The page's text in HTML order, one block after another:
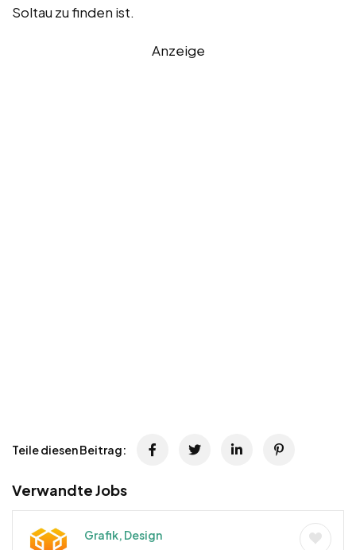
Soltau zu finden ist.
Anzeige
Teile diesen Beitrag:
Verwandte Jobs
Grafik, Design